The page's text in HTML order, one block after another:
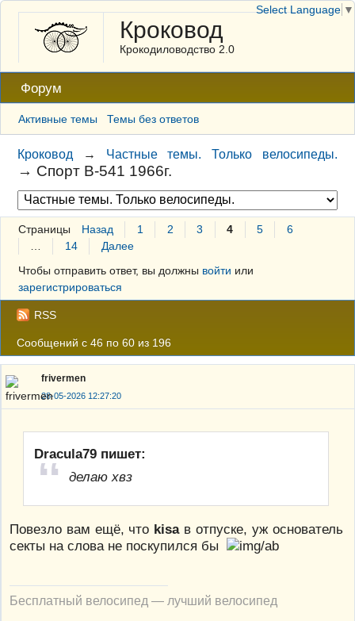
Кроковод
Крокодиловодство 2.0
Форум
Активные темы Темы без ответов
Кроковод → Частные темы. Только велосипеды.
→ Спорт В-541 1966г.
Страницы Назад 1 2 3 4 5
6
14
Далее
Чтобы отправить ответ, вы должны войти или
зарегистрироваться
RSS
Сообщений с 46 по 60 из 196
frivermen
28-05-2026 12:27:20
Dracula79 пишет:
делаю хвз
Повезло вам ещё, что kisaв отпуске, уж основатель
секты на слова не поскупился бы
Бесплатный велосипед — лучший велосипед
Select Language ▼